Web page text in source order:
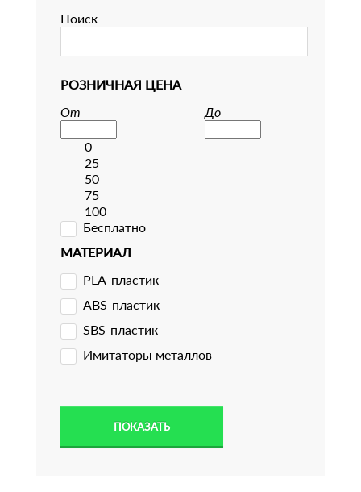
Поиск
РОЗНИЧНАЯ ЦЕНА
От
До
0
25
50
75
100
Бесплатно
МАТЕРИАЛ
PLA-пластик
ABS-пластик
SBS-пластик
Имитаторы металлов